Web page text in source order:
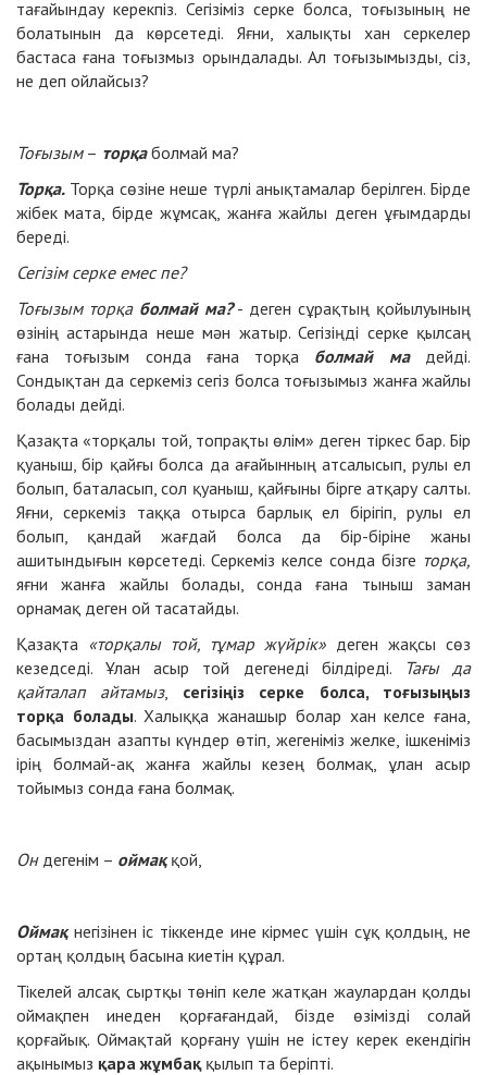
тағайындау керекпіз. Сегізіміз серке болса, тоғызының не
болатынын да көрсетеді. Яғни, халықты хан серкелер
бастаса ғана тоғызмыз орындалады. Ал тоғызымызды, сіз,
не деп ойлайсыз?
Тоғызым– торқаболмай ма?
Торқа. Торқа сөзіне неше түрлі анықтамалар берілген. Бірде
жібек мата, бірде жұмсақ, жанға жайлы деген ұғымдарды
береді.
Сегізім серке емес пе?
Тоғызым торқа болмай ма?- деген сұрақтың қойылуының
өзінің астарында неше мән жатыр. Сегізіңді серке қылсаң
ғана тоғызым сонда ғана торқа болмай мадейді.
Сондықтан да серкеміз сегіз болса тоғызымыз жанға жайлы
болады дейді.
Қазақта «торқалы той, топрақты өлім» деген тіркес бар. Бір
қуаныш, бір қайғы болса да ағайынның атсалысып, рулы ел
болып, баталасып, сол қуаныш, қайғыны бірге атқару салты.
Яғни, серкеміз таққа отырса барлық ел бірігіп, рулы ел
болып, қандай жағдай болса да бір-біріне жаны
ашитындығын көрсетеді. Серкеміз келсе сонда бізге торқа,
яғни жанға жайлы болады, сонда ғана тыныш заман
орнамақ деген ой тасатайды.
Қазақта «торқалы той, тұмар жүйрік» деген жақсы сөз
кезедседі. Ұлан асыр той дегенеді білдіреді.
Тағы да
қайталап айтамыз, сегізіңіз серке болса, тоғызыңыз
торқа болады. Халыққа жанашыр болар хан келсе ғана,
басымыздан азапты күндер өтіп, жегеніміз желке, ішкеніміз
ірің болмай-ақ жанға жайлы кезең болмақ, ұлан асыр
тойымыз сонда ғана болмақ.
Ондегенім – оймаққой,
Оймақ негізінен іс тіккенде ине кірмес үшін сұқ қолдың, не
ортаң қолдың басына киетін құрал.
Тікелей алсақ сыртқы төніп келе жатқан жаулардан қолды
оймақпен инеден қорғағандай, бізде өзімізді солай
қорғайық. Оймақтай қорғану үшін не істеу керек екендігін
ақынымыз қара жұмбаққылып та беріпті.